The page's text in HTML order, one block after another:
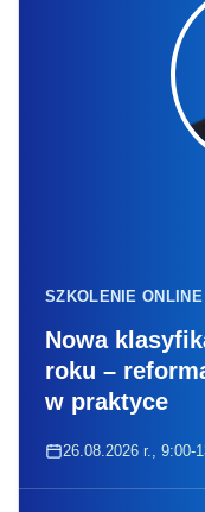
SZKOLENIE ONLINE
Nowa
roku –
w praktyce
26.08.2026 r., 9:00-